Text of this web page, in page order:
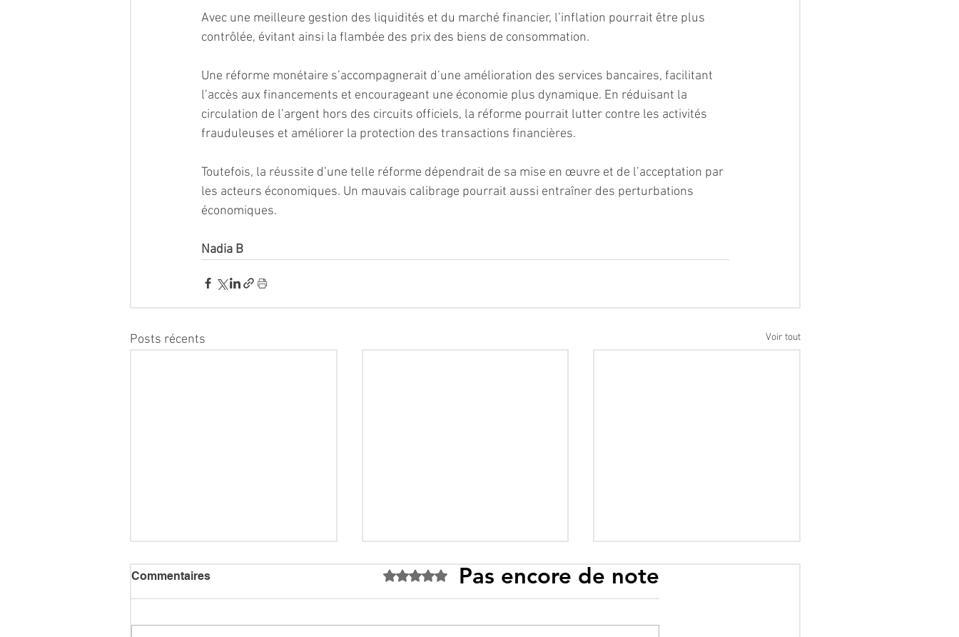
Avec une meilleure gestion des liquidités et du marché financier, l’inflation pourrait être plus
contrôlée, évitant ainsi la flambée des prix des biens de consommation.
Une réforme monétaire s’accompagnerait d’une amélioration des services bancaires, facilitant
l’accès aux financements et encourageant une économie plus dynamique. En réduisant la
circulation de l’argent hors des circuits officiels, la réforme pourrait lutter contre les activités
frauduleuses et améliorer la protection des transactions financières.
Toutefois, la réussite d’une telle réforme dépendrait de sa mise en œuvre et de l’acceptation par
les acteurs économiques. Un mauvais calibrage pourrait aussi entraîner des perturbations
économiques.
Nadia B
Posts récents Voir tout
Commentaires Noté 0 étoile sur 5.Pas encore de note